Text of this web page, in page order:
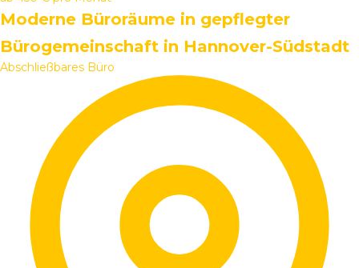
Moderne Büroräume in gepflegter
Bürogemeinschaft in Hannover-Südstadt
Abschließbares Büro